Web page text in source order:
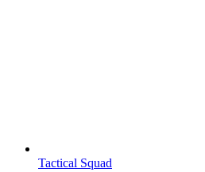
Tactical Squad